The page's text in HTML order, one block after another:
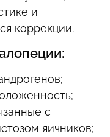
и
коррекции.
с
яичников;